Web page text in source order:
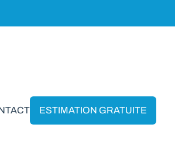
ESTIMATION GRATUITE